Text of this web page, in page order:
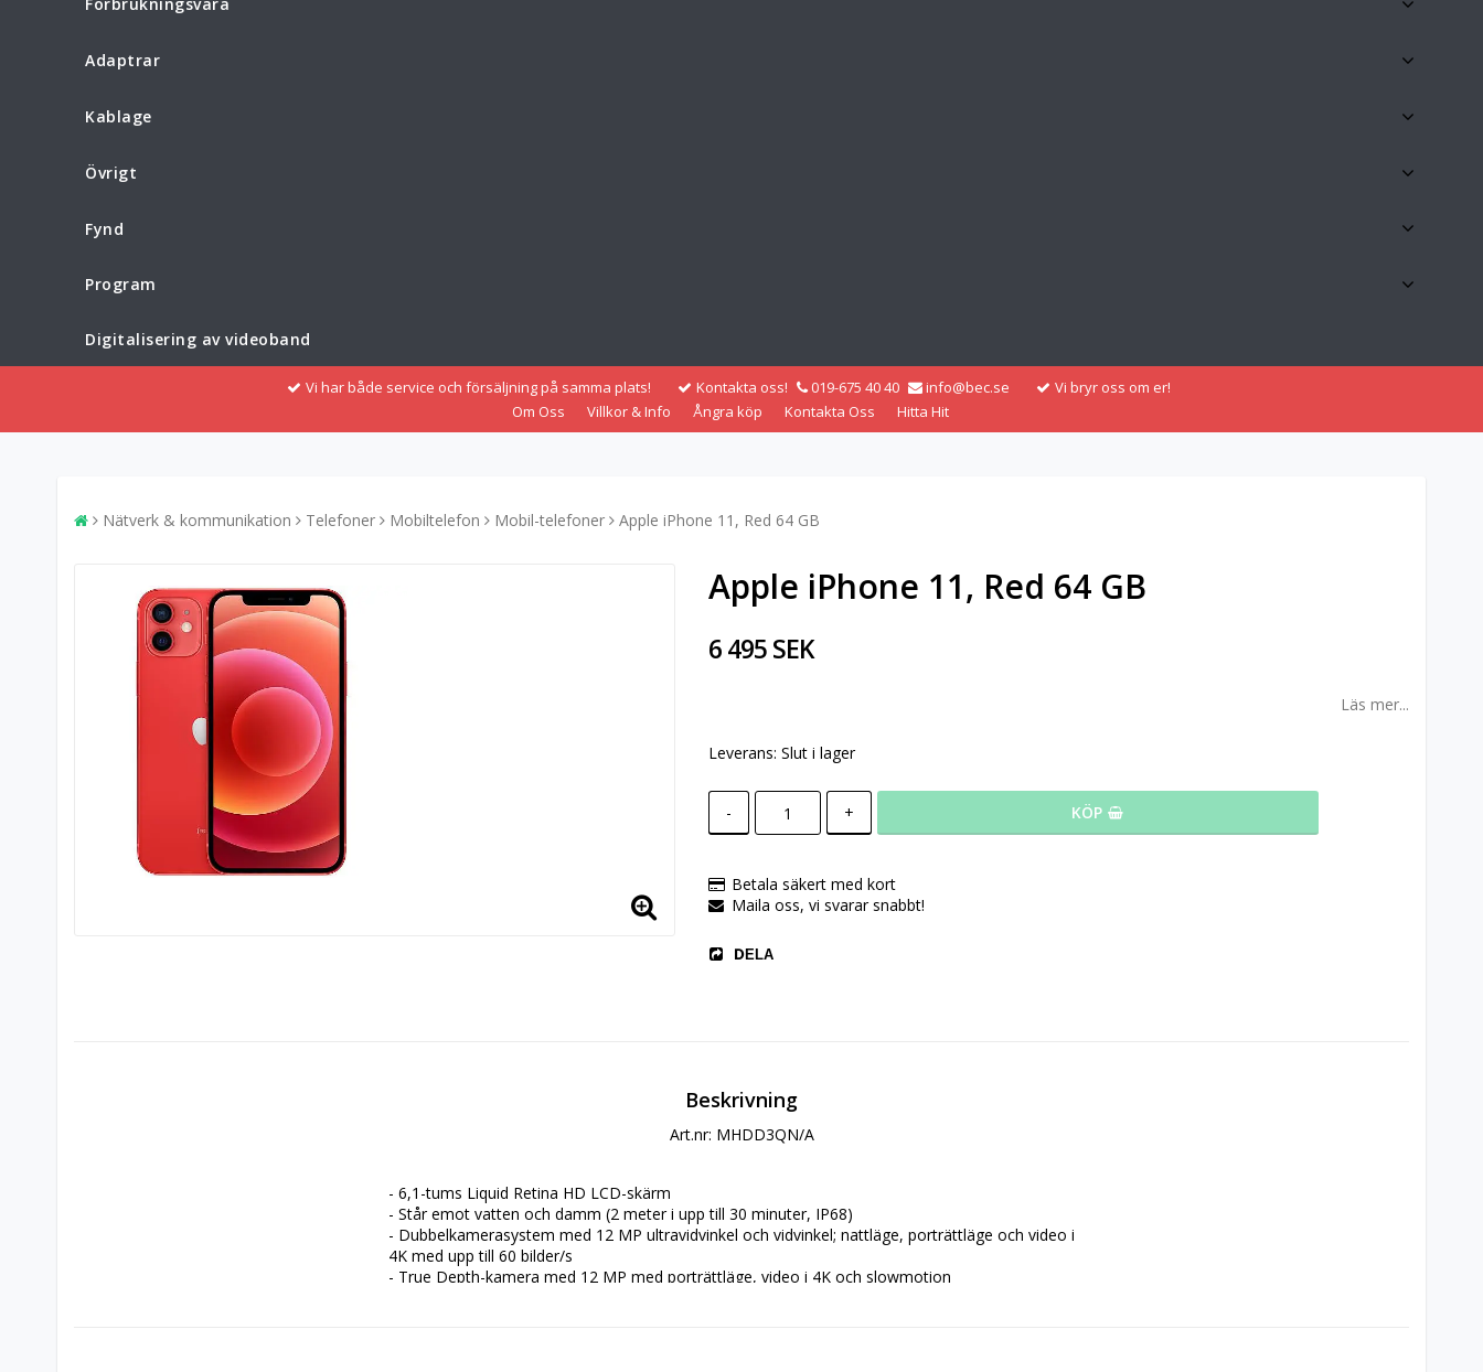
Förbrukningsvara
Adaptrar
Kablage
Övrigt
Fynd
Program
Digitalisering av videoband
Vi har både service och försäljning på samma plats! Kontakta oss! 019-675 40 40 info@bec.se
Vi bryr oss om er!
Om Oss
Villkor & Info Ångra köp Kontakta Oss Hitta Hit
Nätverk & kommunikation Telefoner Mobiltelefon Mobil-telefoner Apple iPhone 11, Red 64 GB
Apple iPhone 11, Red 64 GB
6 495 SEK
Läs mer...
Leverans: Slut i lager
- + KÖP
Betala säkert med kort
Maila oss, vi svarar snabbt!
DELA
Beskrivning
Art.nr: MHDD3QN/A
- 6,1-tums Liquid Retina HD LCD-skärm
- Står emot vatten och damm (2 meter i upp till 30 minuter, IP68)
- Dubbelkamerasystem med 12 MP ultravidvinkel och vidvinkel; nattläge, porträttläge och video i
4K med upp till 60 bilder/s
- True Depth-kamera med 12 MP med porträttläge, video i 4K och slowmotion